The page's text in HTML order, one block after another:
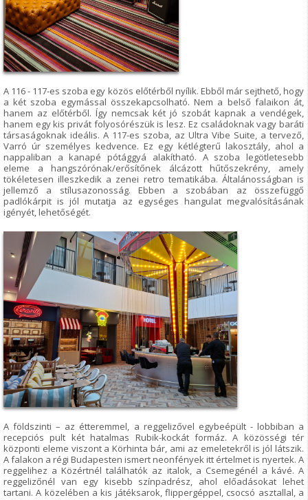
A 116 - 117-es szoba egy közös előtérből nyílik. Ebből már sejthető, hogy
a két szoba egymással összekapcsolható. Nem a belső falaikon át,
hanem az előtérből. Így nemcsak két jó szobát kapnak a vendégek,
hanem egy kis privát folyosórészük is lesz. Ez családoknak vagy baráti
társaságoknak ideális. A 117-es szoba, az Ultra Vibe Suite, a tervező,
Varró úr személyes kedvence. Ez egy kétlégterű lakosztály, ahol a
nappaliban a kanapé pótággyá alakítható. A szoba legötletesebb
eleme a hangszórónak/erősítőnek álcázott hűtőszekrény, amely
tökéletesen illeszkedik a zenei retro tematikába. Általánosságban is
jellemző a stílusazonosság. Ebben a szobában az összefüggő
padlókárpit is jól mutatja az egységes hangulat megvalósításának
igényét, lehetőségét.
A földszinti – az étteremmel, a reggelizővel egybeépült - lobbiban a
recepciós pult két hatalmas Rubik-kockát formáz. A közösségi tér
központi eleme viszont a Körhinta bár, ami az emeletekről is jól látszik.
A falakon a régi Budapesten ismert neonfények itt értelmet is nyertek. A
reggelihez a Közértnél találhatók az italok, a Csemegénél a kávé. A
reggelizőnél van egy kisebb színpadrész, ahol előadásokat lehet
tartani. A közelében a kis játéksarok, flippergéppel, csocsó asztallal, a